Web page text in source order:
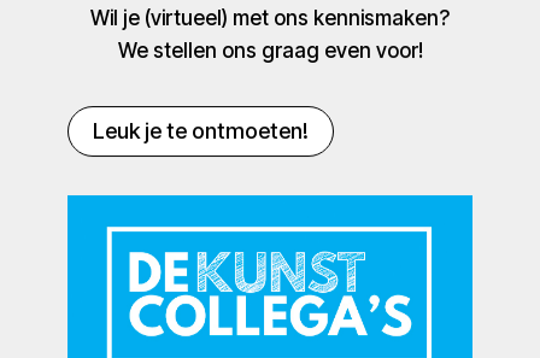
Wil je (virtueel) met ons kennismaken?
We stellen ons graag even voor!
Leuk je te ontmoeten!